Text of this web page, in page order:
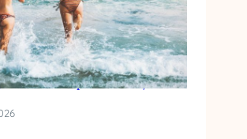
crema cu SPF pentru vacanța la